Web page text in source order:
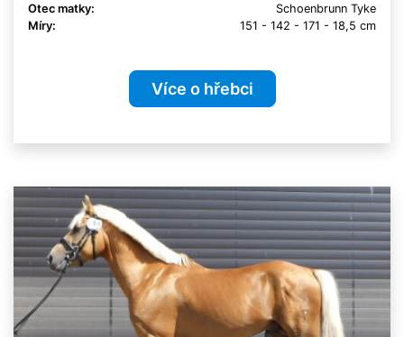
Otec matky:
Schoenbrunn Tyke
Míry:
151 - 142 - 171 - 18,5 cm
Více o hřebci